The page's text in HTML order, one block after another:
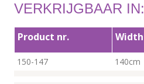
VERKRIJGBAAR IN:
Product nr. Width
150-147 140cm